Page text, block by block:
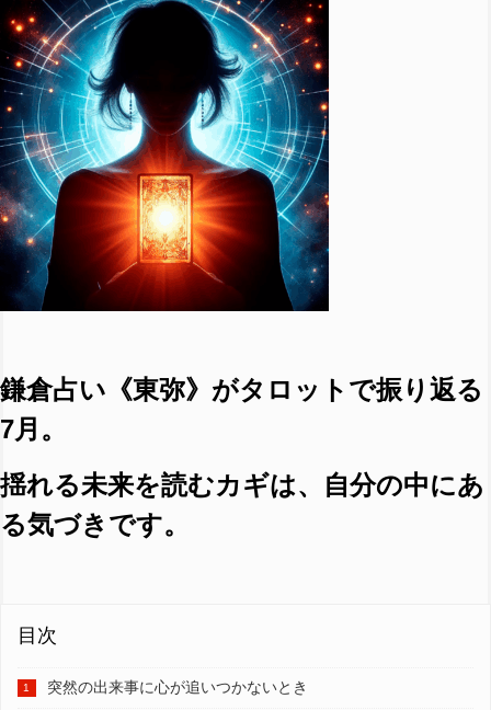
鎌倉占い《東弥》がタロットで振り返る
7月。
揺れる未来を読むカギは、自分の中にあ
る気づきです。
目次
突然の出来事に心が追いつかないとき